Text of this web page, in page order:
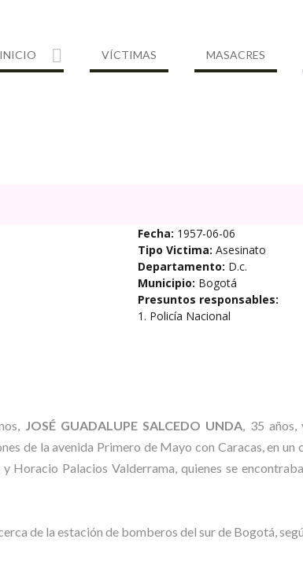
INICIO VÍCTIMAS MASACRES
Fecha: 1957-06-06
Tipo Victima: Asesinato
Departamento: D.c.
Municipio: Bogotá
Presuntos responsables:
1. Policía Nacional
JOSÉ GUADALUPE SALCEDO UNDA, 35 años,
de la avenida Primero de Mayo con Caracas, en un
Horacio Palacios Valderrama, quienes se
de la estación de bomberos del sur de Bogotá,